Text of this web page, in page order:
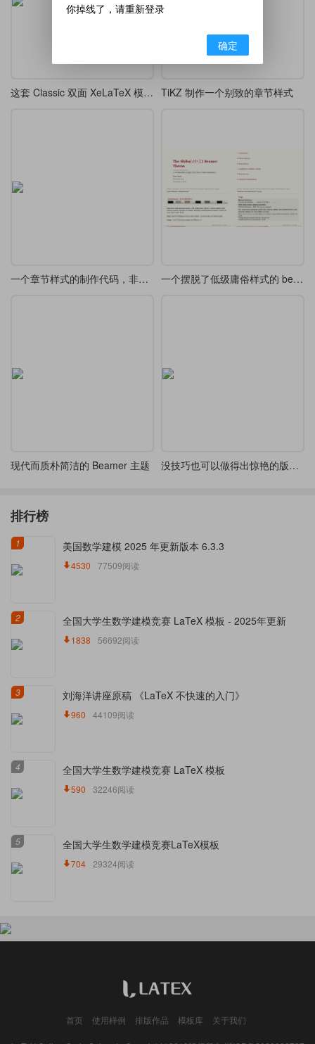
这套 Classic 双面 XeLaTeX 模板，排版出的论文像艺术品一样优雅 TiKZ 制作一个别致的章节样式
一个章节样式的制作代码，非常有色彩感 一个摆脱了低级庸俗样式的 beamer 主题
现代而质朴简洁的 Beamer 主题 没技巧也可以做得出惊艳的版式-凡尔赛 LaTeX 版式制作
排行榜
1 美国数学建模 2025 年更新版本 6.3.3
4530 77509阅读
2 全国大学生数学建模竞赛 LaTeX 模板 - 2025年更新
1838 56692阅读
3 刘海洋讲座原稿 《LaTeX 不快速的入门》
960 44109阅读
4 全国大学生数学建模竞赛 LaTeX 模板
590 32246阅读
5 全国大学生数学建模竞赛LaTeX模板
704 29324阅读
首页 使用样例 排版作品 模板库 关于我们
你掉线了，请重新登录
确定